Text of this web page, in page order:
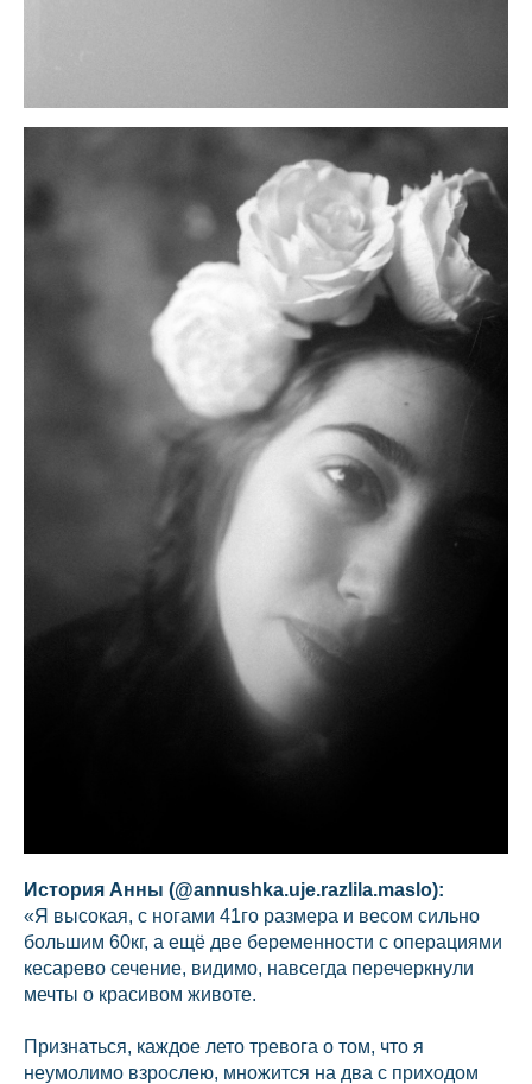
История Анны (@annushka.uje.razlila.maslo):
«Я высокая, с ногами 41го размера и весом сильно
большим 60кг, а ещё две беременности с операциями
кесарево сечение, видимо, навсегда перечеркнули
мечты о красивом животе.
Признаться, каждое лето тревога о том, что я
неумолимо взрослею, множится на два с приходом